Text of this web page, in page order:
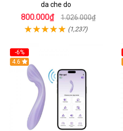
da che do
800.000₫ 1.026.000₫
(1,237)
-6%
4.6